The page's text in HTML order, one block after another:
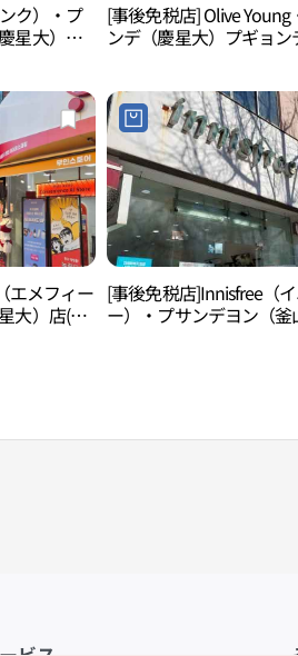
ク）・プ
星大）店
[事後免税店] Olive Young
ンデ（慶星大）プギョン
エメフィー
大）店(에
[事後免税店]Innisfree（
ー）・プサンデヨン（釜